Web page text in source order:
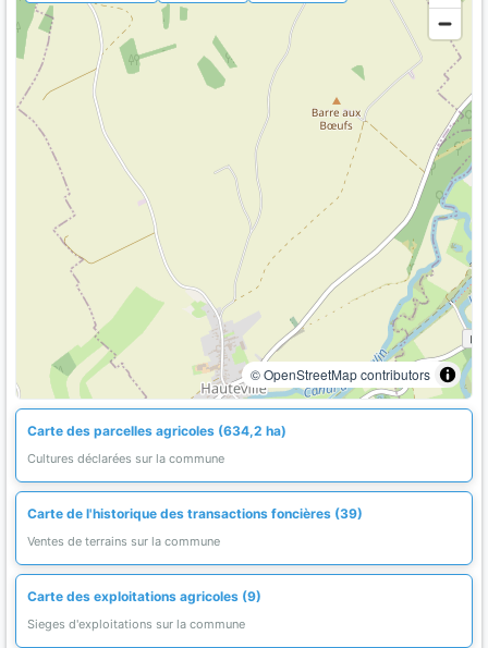
© OpenStreetMap contributors
Carte des parcelles agricoles (634,2 ha)
Cultures déclarées sur la commune
Carte de l'historique des transactions foncières (39)
Ventes de terrains sur la commune
Carte des exploitations agricoles (9)
Sieges d'exploitations sur la commune